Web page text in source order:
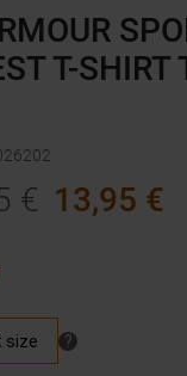
T-
€ 13,95 €